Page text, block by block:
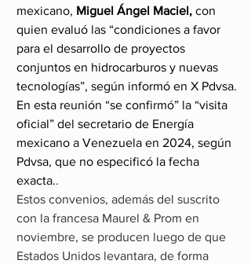
mexicano, Miguel Ángel Maciel, con
quien evaluó las “condiciones a favor
para el desarrollo de proyectos
conjuntos en hidrocarburos y nuevas
tecnologías”, según informó en X Pdvsa.
En esta reunión “se confirmó” la “visita
oficial” del secretario de Energía
mexicano a Venezuela en 2024, según
Pdvsa, que no especificó la fecha
exacta..
Estos convenios, además del suscrito
con la francesa Maurel & Prom en
noviembre, se producen luego de que
Estados Unidos levantara, de forma